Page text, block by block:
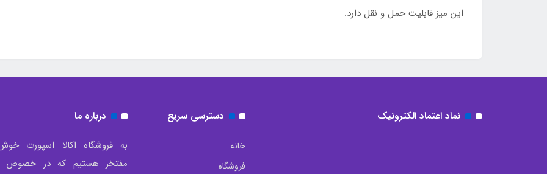
این میز قابلیت حمل و نقل دارد.
نماد اعتماد الکترونیک دسترسی سریع
خانه
فروشگاه
درباره ما
به فروشگاه اکالا اسپورت
مفتخر هستیم که در خصوص